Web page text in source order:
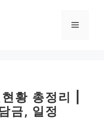
메
황 총정리 |
금, 일정